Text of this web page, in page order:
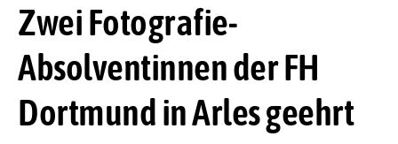
Zwei Fotografie-
Absolventinnen der FH
Dortmund in Arles geehrt